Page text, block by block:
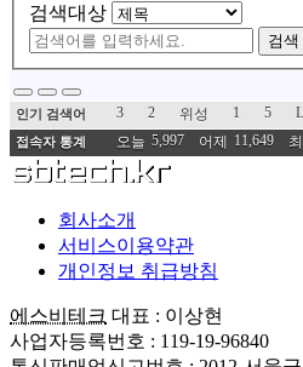
검색대상
검색
인기 검색어 3 2 위성 1 5
접속자 통계 오늘 5,997 어제 11,649
회사소개
서비스이용약관
개인정보 취급방침
에스비테크 대표 : 이상현
사업자등록번호 : 119-19-96840